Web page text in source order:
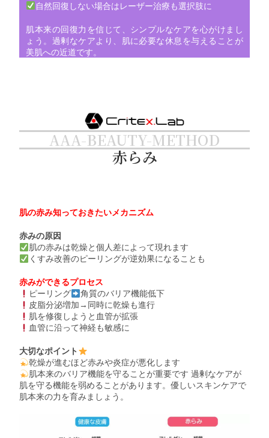
自然回復しない場合はレーザー治療も選択肢に
肌本来の回復力を信じて、シンプルなケアを心がけまし
ょう。過剰なケアより、肌に必要な休息を与えることが
美肌への近道です。
AAA-BEAUTY-METHOD
赤らみ
肌の赤み知っておきたいメカニズム
赤みの原因
肌の赤みは乾燥と個人差によって現れます
くすみ改善のピーリングが逆効果になることも
赤みができるプロセス
ピーリング
角質のバリア機能低下
皮脂分泌増加→同時に乾燥も進行
肌を修復しようと血管が拡張
血管に沿って神経も敏感に
大切なポイント
乾燥が進むほど赤みや炎症が悪化します
肌本来のバリア機能を守ることが重要です 過剰なケアが
肌を守る機能を弱めることがあります。優しいスキンケアで
肌本来の力を育みましょう。